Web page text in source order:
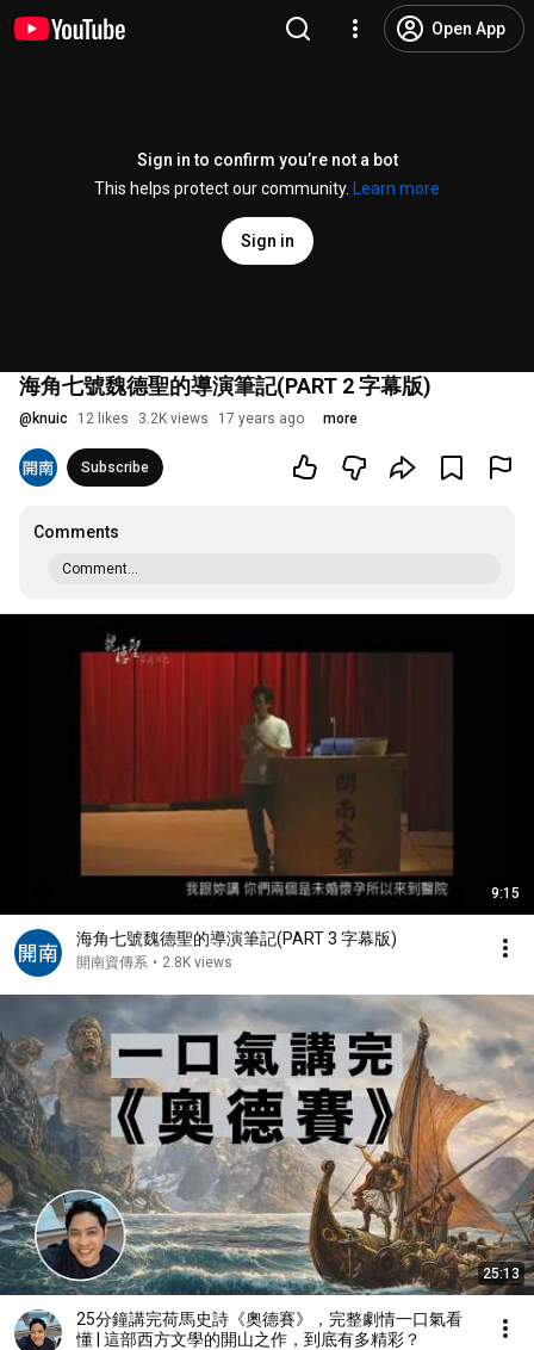
Open App
Sign in to confirm you’re not a bot
This helps protect our community.
Learn more
Sign in
海角七號魏德聖的導演筆記(PART 2 字幕版)
@ knuic 12 likes 3.2K views 17 years ago more
Subscribe
Comments
Comment...
9:15
海角七號魏德聖的導演筆記(PART 3 字幕版)
開南資傳系 • 2.8K views
25:13
25分鐘講完荷馬史詩《奧德賽》，完整劇情一口氣看
懂 | 這部西方文學的開山之作，到底有多精彩？